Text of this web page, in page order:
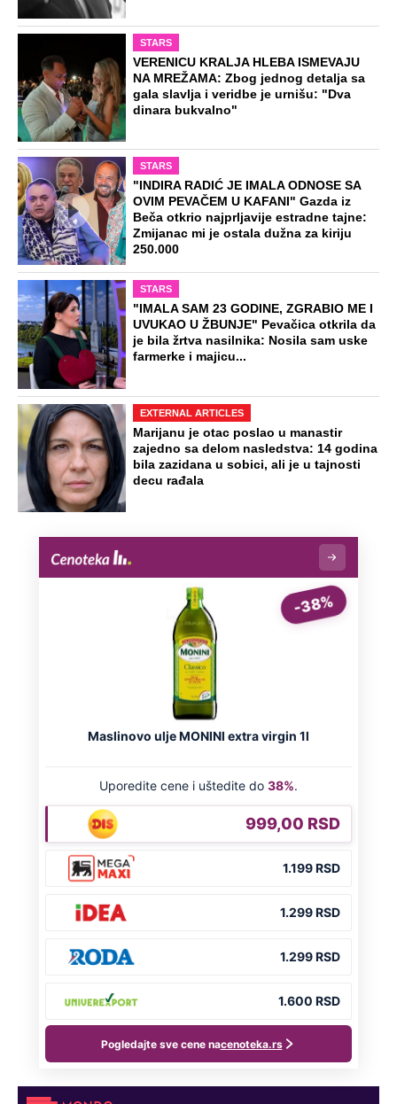
NA VREME SVE
Ovo su neradni dani početkom 2026.
godine: Organizujte sebi mini odmor od
čak četiri slobodna dana
OD NAVODNOG HEROJA DO BRUTALNOG UBICE
GENERAL IVAN STRELJAO SRBE, A
HRVATI GA SLAVILI KAO HEROJA KNINA:
Par godina kasnije išao od kuće do kuće i
DRAMA ZBOG LJUBAVNE PRIČE
Zbog svadbe trudne Srpkinje i Albanca
proradio nacionalizam! Popljuvali ih samo